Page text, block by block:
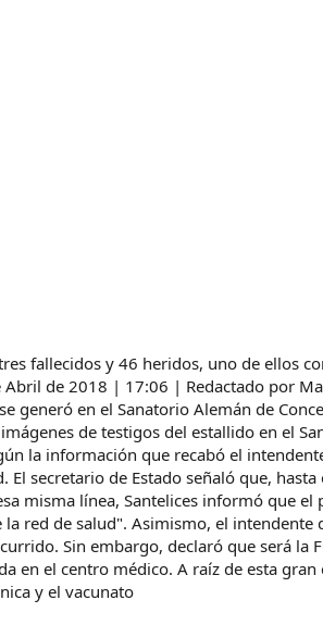
fallecidos y 46 heridos, uno de ellos
de 2018 | 17:06 | Redactado por
generó en el Sanatorio Alemán de
imágenes de testigos del estallido en el
la información que recabó el
secretario de Estado señaló que,
misma línea, Santelices informó que
red de salud". Asimismo, el
Sin embargo, declaró que será la
en el centro médico. A raíz de esta
y el vacunato